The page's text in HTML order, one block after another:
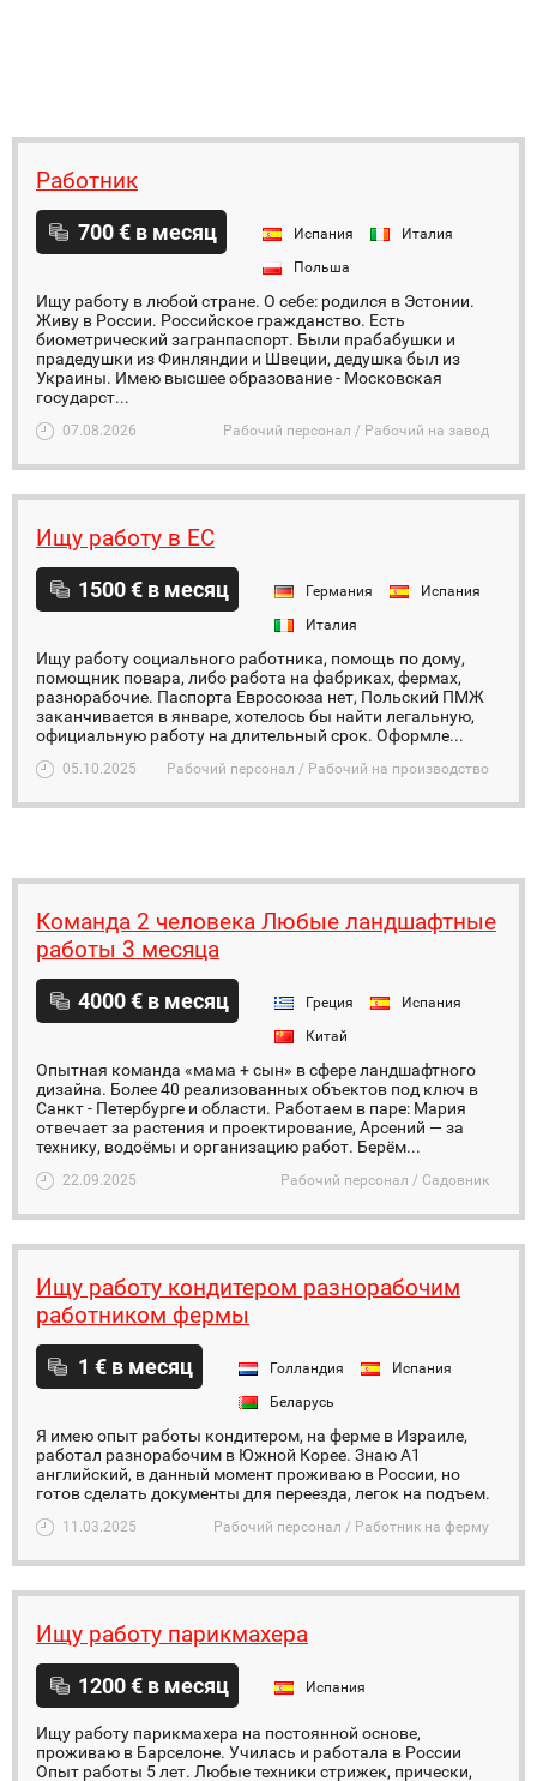
Работник
700 € в месяц Испания
Италия
Польша
Ищу работу в любой стране. О себе: родился в Эстонии.
Живу в России. Российское гражданство. Есть
биометрический загранпаспорт. Были прабабушки и
прадедушки из Финляндии и Швеции, дедушка был из
Украины. Имею высшее образование - Московская
государст...
07.08.2026 Рабочий персонал / Рабочий на завод
Ищу работу в ЕС
1500 € в месяц Германия
Испания
Италия
Ищу работу социального работника, помощь по дому,
помощник повара, либо работа на фабриках, фермах,
разнорабочие. Паспорта Евросоюза нет, Польский ПМЖ
заканчивается в январе, хотелось бы найти легальную,
официальную работу на длительный срок. Оформле...
05.10.2025 Рабочий персонал / Рабочий на производство
Команда 2 человека Любые ландшафтные
работы 3 месяца
4000 € в месяц Греция
Испания
Китай
Опытная команда «мама + сын» в сфере ландшафтного
дизайна. Более 40 реализованных объектов под ключ в
Санкт - Петербурге и области. Работаем в паре: Мария
отвечает за растения и проектирование, Арсений — за
технику, водоёмы и организацию работ. Берём...
22.09.2025 Рабочий персонал / Садовник
Ищу работу кондитером разнорабочим
работником фермы
1 € в месяц Голландия
Испания
Беларусь
Я имею опыт работы кондитером, на ферме в Израиле,
работал разнорабочим в Южной Корее. Знаю А1
английский, в данный момент проживаю в России, но
готов сделать документы для переезда, легок на подъем.
11.03.2025 Рабочий персонал / Работник на ферму
Ищу работу парикмахера
1200 € в месяц Испания
Ищу работу парикмахера на постоянной основе,
проживаю в Барселоне. Училась и работала в России
Опыт работы 5 лет. Любые техники стрижек, прически,